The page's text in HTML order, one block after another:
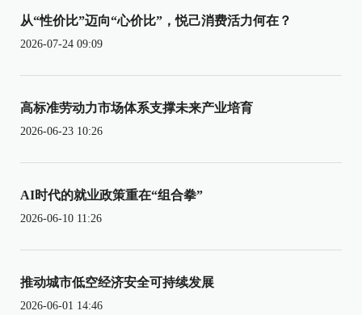
从“性价比”迈向“心价比”，悦己消费活力何在？
2026-07-24 09:09
高标准劳动力市场体系支撑未来产业培育
2026-06-23 10:26
AI时代的就业政策重在“组合拳”
2026-06-10 11:26
推动城市低空经济安全可持续发展
2026-06-01 14:46